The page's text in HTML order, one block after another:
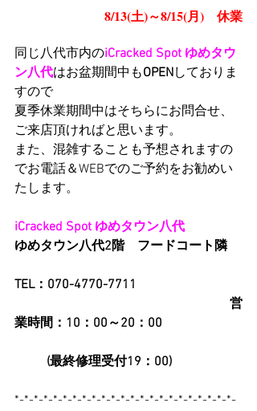
8/13(土)～8/15(月)　休業
同じ八代市内のiCracked Spot ゆめタウ
ン八代はお盆期間中もOPENしておりま
すので
夏季休業期間中はそちらにお問合せ、
ご来店頂ければと思います。
また、混雑することも予想されますの
でお電話＆WEBでのご予約をお勧めい
たします。
iCracked Spot ゆめタウン八代
ゆめタウン八代2階　フードコート隣
TEL：070-4770-7711
営
業時間：10：00～20：00
(最終修理受付19：00)
*-*-*-*-*-*-*-*-*-*-*-*-*-*-*-*-*-*-*-*-*-*-*-